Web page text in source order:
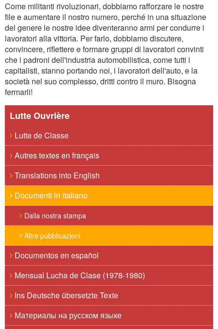
Come militanti rivoluzionari, dobbiamo rafforzare le nostre
file e aumentare il nostro numero, perché in una situazione
del genere le nostre idee diventeranno armi per condurre i
lavoratori alla vittoria. Per farlo, dobbiamo discutere,
convincere, riflettere e formare gruppi di lavoratori convinti
che i padroni dell'industria automobilistica, come tutti i
capitalisti, stanno portando noi, i lavoratori dell'auto, e la
società nel suo complesso, dritti contro il muro. Bisogna
fermarli!
Lutte Ouvrière
Lutte de Classe
Autres textes en français
Translations into English
Documenti in italiano
Dalla nostra stampa
Altre pubblicazioni
Documentos en español
Mensual Lucha de Clase (1978-1980)
Ins Deutsche übersetzte Texte
Материалы на русском языке